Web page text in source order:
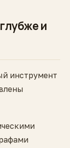
и
инструмент